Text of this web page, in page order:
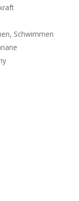
Schwimmen